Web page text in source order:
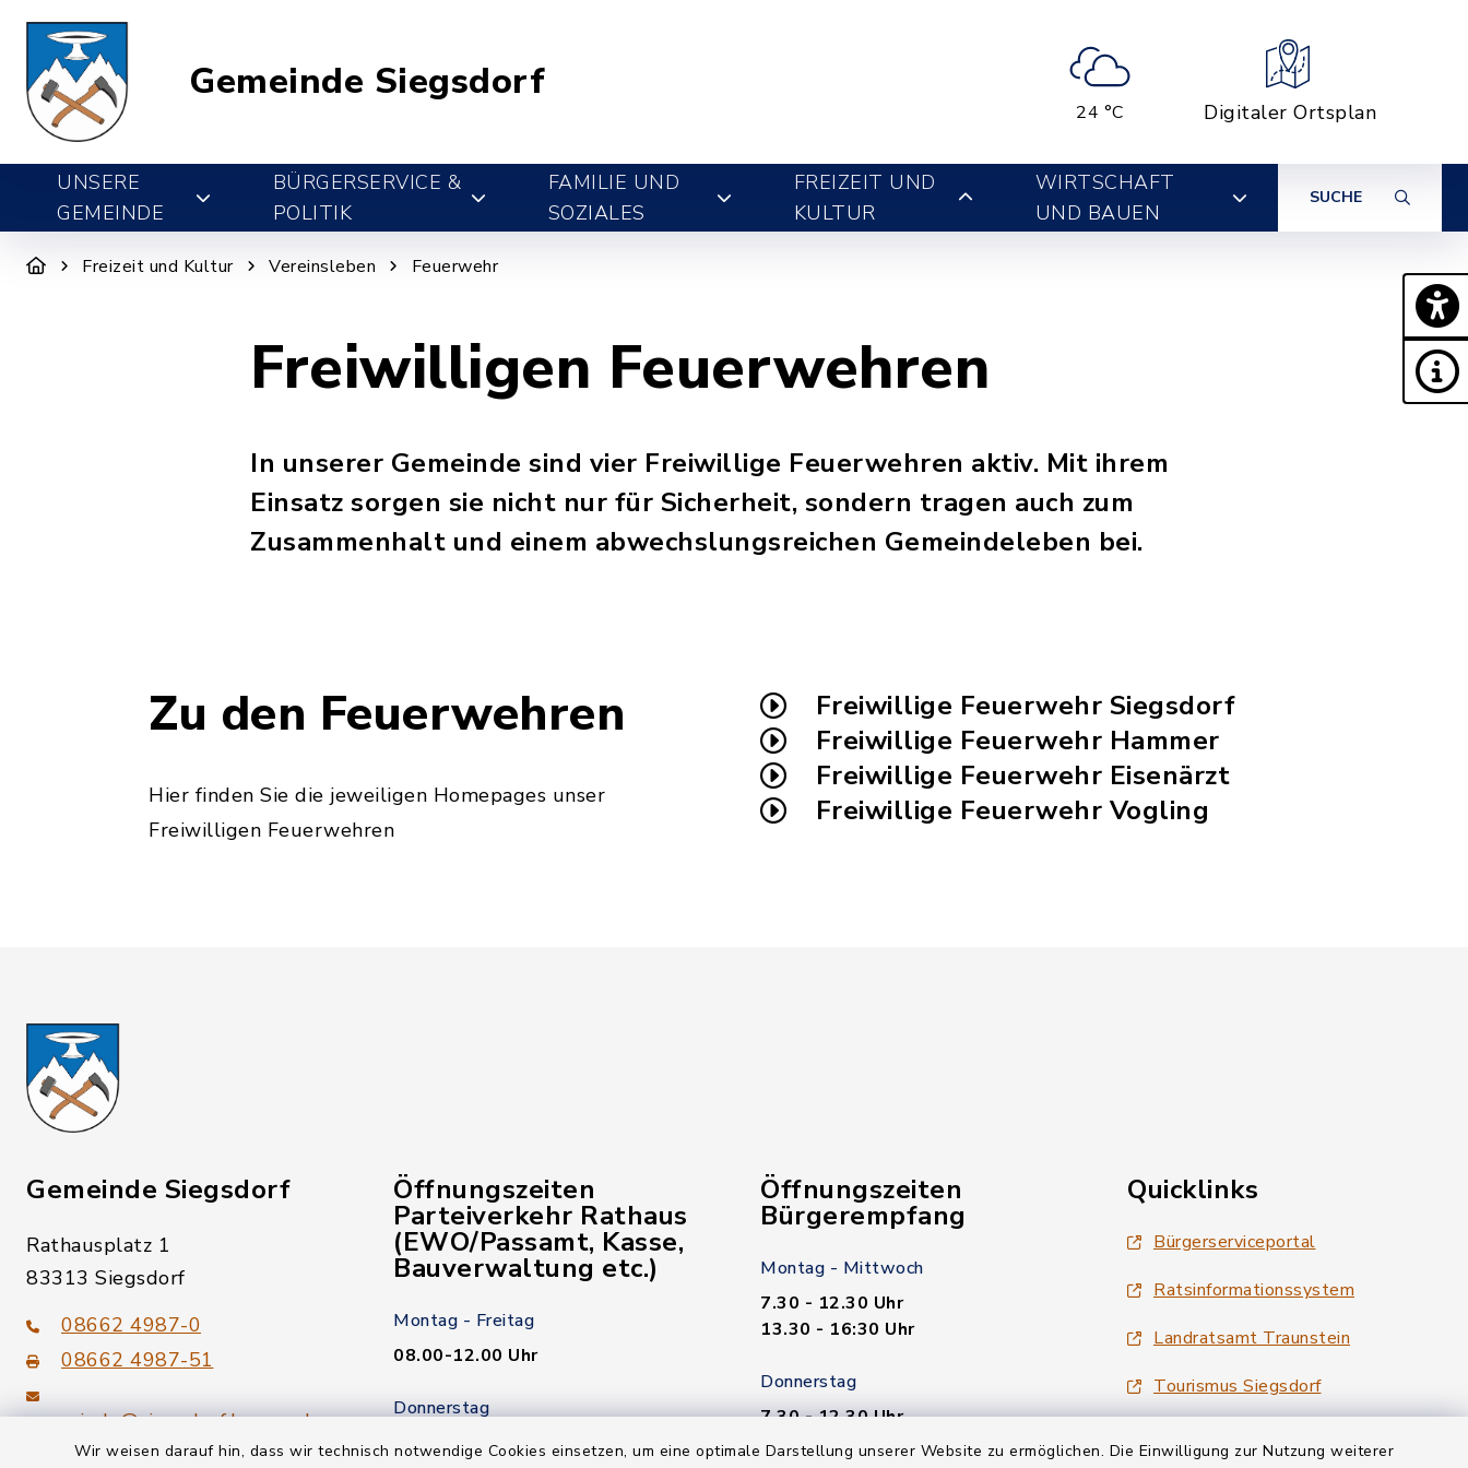
Wir weisen darauf hin, dass wir technisch notwendige Cookies einsetzen, um eine optimale Darstellung unserer Website zu ermöglichen. Die Einwilligung zur Nutzung weiterer
Gemeinde Siegsdorf
24 °C Digitaler Ortsplan
UNSERE
GEMEINDE
BÜRGERSERVICE &
POLITIK
FAMILIE UND
SOZIALES
FREIZEIT UND
KULTUR
WIRTSCHAFT
UND BAUEN
SUCHE
Freizeit und Kultur Vereinsleben Feuerwehr
Freiwilligen Feuerwehren
In unserer Gemeinde sind vier Freiwillige Feuerwehren aktiv. Mit ihrem
Einsatz sorgen sie nicht nur für Sicherheit, sondern tragen auch zum
Zusammenhalt und einem abwechslungsreichen Gemeindeleben bei.
Zu den Feuerwehren
Hier finden Sie die jeweiligen Homepages unser
Freiwilligen Feuerwehren
Freiwillige Feuerwehr Siegsdorf
Freiwillige Feuerwehr Hammer
Freiwillige Feuerwehr Eisenärzt
Freiwillige Feuerwehr Vogling
Gemeinde Siegsdorf
Rathausplatz 1
83313 Siegsdorf
08662 4987-0
08662 4987-51
gemeinde@siegsdorf.bayern.de
Öffnungszeiten
Parteiverkehr Rathaus
(EWO/Passamt, Kasse,
Bauverwaltung etc.)
Montag - Freitag
08.00-12.00 Uhr
Donnerstag
14.00-18.00 Uhr
Öffnungszeiten
Bürgerempfang
Montag - Mittwoch
7.30 - 12.30 Uhr
13.30 - 16:30 Uhr
Donnerstag
7.30 - 12.30 Uhr
13.30 - 18.00 Uhr
Quicklinks
Bürgerserviceportal
Ratsinformationssystem
Landratsamt Traunstein
Tourismus Siegsdorf